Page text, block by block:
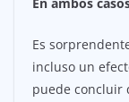
Es
incluso un
puede concluir